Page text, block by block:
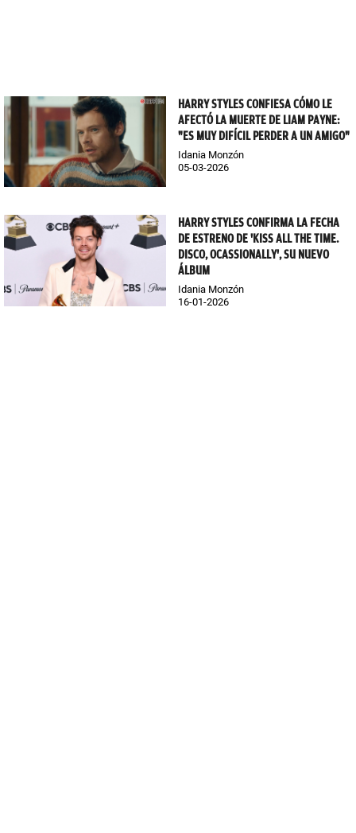
HARRY STYLES CONFIESA CÓMO LE
AFECTÓ LA MUERTE DE LIAM PAYNE:
"ES MUY DIFÍCIL PERDER A UN AMIGO"
Idania Monzón
05-03-2026
HARRY STYLES CONFIRMA LA FECHA
DE ESTRENO DE 'KISS ALL THE TIME.
DISCO, OCASSIONALLY', SU NUEVO
ÁLBUM
Idania Monzón
16-01-2026